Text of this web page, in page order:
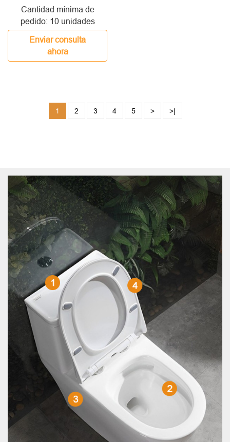
Cantidad mínima de
pedido: 10 unidades
Enviar consulta
ahora
1 2 3 4 5 > >|